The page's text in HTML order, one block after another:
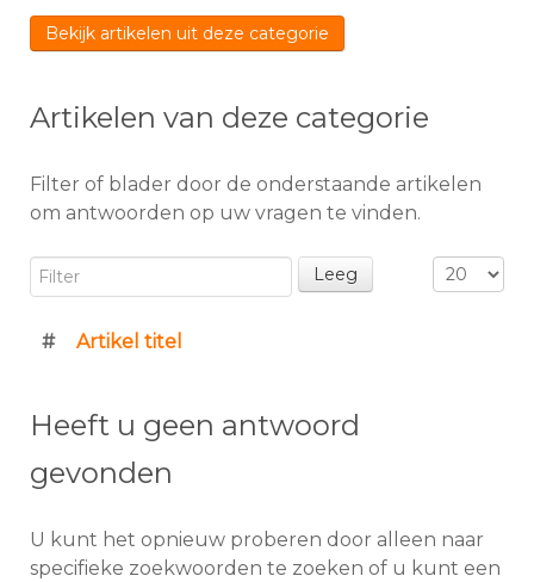
Bekijk artikelen uit deze categorie
Artikelen van deze categorie
Filter of blader door de onderstaande artikelen
om antwoorden op uw vragen te vinden.
Filter Leeg Toon #
# Artikel titel
Heeft u geen antwoord
gevonden
U kunt het opnieuw proberen door alleen naar
specifieke zoekwoorden te zoeken of u kunt een